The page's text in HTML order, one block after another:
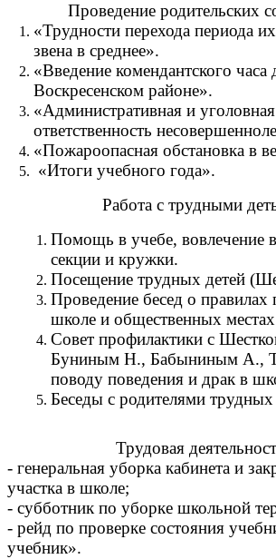
Проведение родительских
«Трудности перехода периода
звена в среднее».
«Введение комендантского часа
Воскресенском районе».
«Административная и уголовная
ответственность
«Пожароопасная обстановка в
«Итоги учебного года».
Работа с трудными
Помощь в учебе, вовлечение
секции и кружки.
Посещение трудных детей
Проведение бесед о правилах
школе и общественных
Совет профилактики с
Буниным Н., Бабыниным А.,
поводу поведения и драк в
Беседы с родителями
Трудовая
- генеральная уборка кабинета и
участка в школе;
- субботник по уборке школьной
- рейд по проверке состояния
учебник».